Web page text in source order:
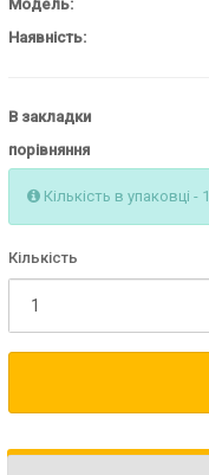
Модель:
Наявність:
В закладки
порівняння
Кількість в упаковці - 1
Кількість